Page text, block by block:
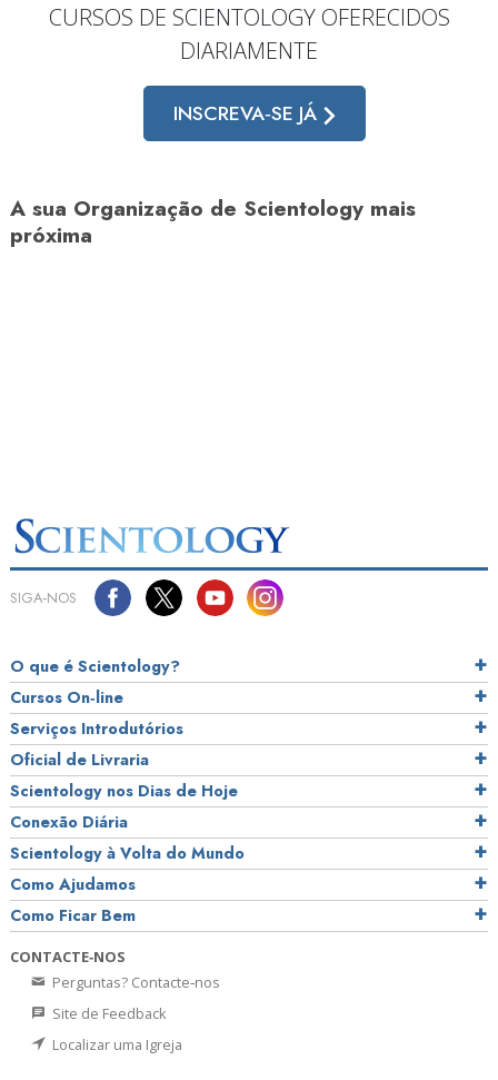
CURSOS DE SCIENTOLOGY OFERECIDOS
DIARIAMENTE
INSCREVA‑SE JÁ
A sua Organização de Scientology mais
próxima
SIGA‑NOS
O que é Scientology?
Cursos On‑line
Serviços Introdutórios
Oficial de Livraria
Scientology nos Dias de Hoje
Conexão Diária
Scientology à Volta do Mundo
Como Ajudamos
Como Ficar Bem
CONTACTE‑NOS
Perguntas? Contacte‑nos
Site de Feedback
Localizar uma Igreja